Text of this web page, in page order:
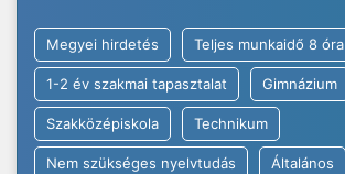
Megyei hirdetés Teljes munkaidő 8 óra
1-2 év szakmai tapasztalat Gimnázium
Szakközépiskola Technikum
Nem szükséges nyelvtudás Általános